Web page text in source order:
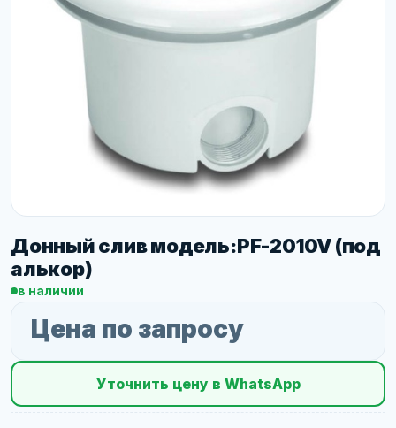
Донный слив модель:PF-2010V (под
алькор)
в наличии
Цена по запросу
Уточнить цену в WhatsApp